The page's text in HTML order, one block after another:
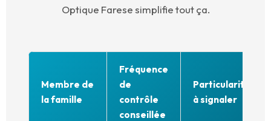
Optique Farese simplifie tout ça.
Membre de
la famille
Fréquence
de
contrôle
conseillée
Particularités
à signaler